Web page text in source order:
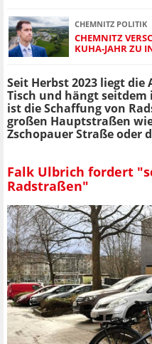
CHEMNITZ POLITIK
CHEMNITZ
KUHA-JAHR ZU
Seit Herbst 2023 liegt
Tisch und hängt seitdem
ist die Schaffung von
großen Hauptstraßen
Zschopauer Straße oder
Falk Ulbrich fordert
Radstraßen"